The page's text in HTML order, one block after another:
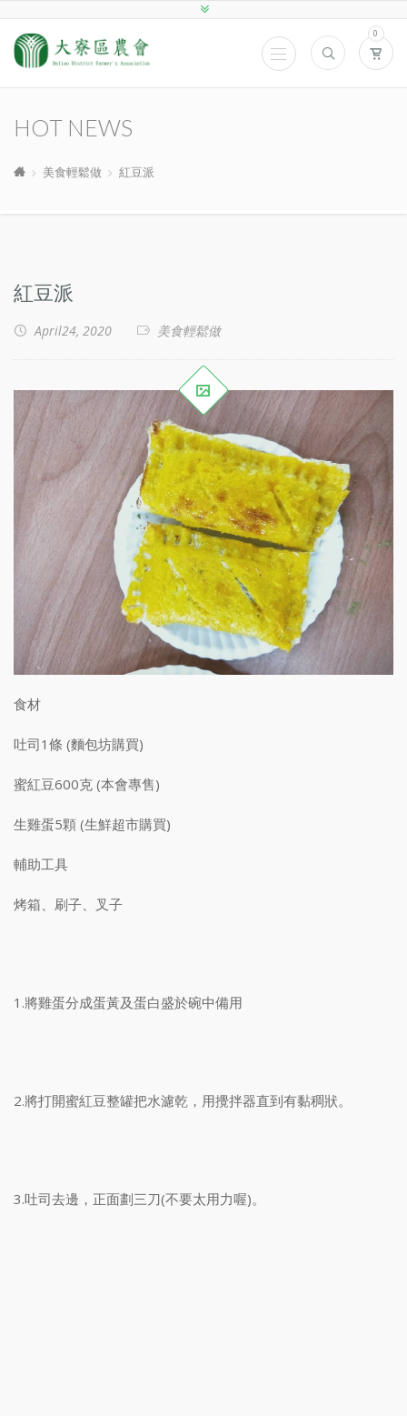
0
HOT NEWS
美食輕鬆做 紅豆派
紅豆派
April24, 2020 美食輕鬆做
食材
吐司1條 (麵包坊購買)
蜜紅豆600克 (本會專售)
生雞蛋5顆 (生鮮超市購買)
輔助工具
烤箱、刷子、叉子
1.將雞蛋分成蛋黃及蛋白盛於碗中備用
2.將打開蜜紅豆整罐把水濾乾，用攪拌器直到有黏稠狀。
3.吐司去邊，正面劃三刀(不要太用力喔)。